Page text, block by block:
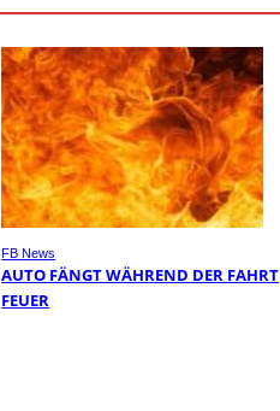
FB News
AUTO FÄNGT WÄHREND DER FAHRT
FEUER